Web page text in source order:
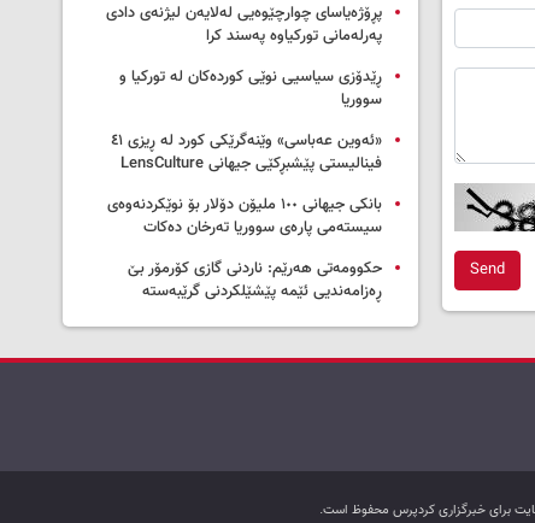
Send
پڕۆژەیاسای چوارچێوەیی لەلایەن لیژنەی دادی
پەرلەمانی تورکیاوە پەسند کرا
ڕێدۆزی سیاسیی نوێی کوردەکان لە تورکیا و
سووریا
«ئەوین عەباسی» وێنەگرێکی کورد لە ڕیزی ٤١
فینالیستی پێشبڕکێی جیهانی LensCulture
بانکی جیهانی ١٠٠ ملیۆن دۆلار بۆ نوێکردنەوەی
سیستەمی پارەی سووریا تەرخان دەکات
حکوومەتی هەرێم: ناردنی گازی کۆرمۆر بێ
ڕەزامەندیی ئێمە پێشێلکردنی گرێبەستە
برای خبرگزاری کردپرس محفوظ است.